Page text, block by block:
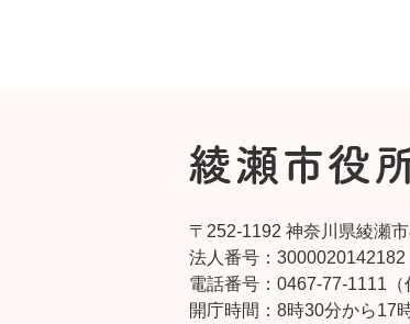
〒252-1192 神奈川県綾瀬
法人番号：3000020142182
電話番号：0467-77-1111（
開庁時間：8時30分から17